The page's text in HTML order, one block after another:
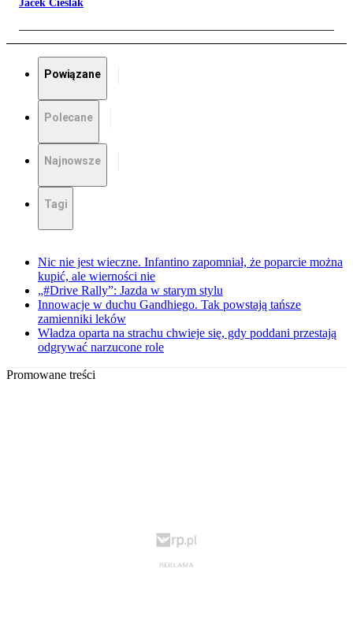
Jacek Cieślak
Powiązane
Polecane
Najnowsze
Tagi
Nic nie jest wieczne. Infantino zapomniał, że poparcie można
kupić, ale wierności nie
„#Drive Rally”: Jazda w starym stylu
Innowacje w duchu Gandhiego. Tak powstają tańsze
zamienniki leków
Władza oparta na strachu chwieje się, gdy poddani przestają
odgrywać narzucone role
Promowane treści